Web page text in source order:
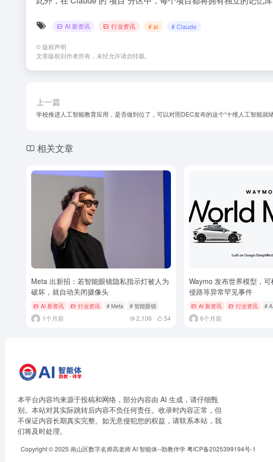
AI 新资讯 行业资讯 # ai # Claude
© 版权声明
文章版权归作者所有，未经允许请勿转载。
上一篇
学校推进人工智能教育应用，是否做到位了，可以对照DEC发布的这个“十维人工智能就
相关文章
Meta 出新招：若智能眼镜隐私指示灯被人为
破坏，就自动关闭摄像头
AI 新资讯 行业资讯 # Meta # 智能眼镜
1个月前 2,106 54
Waymo 发布世界模型，
侵路等异常罕见事件
AI 新资讯 行业资讯 #
6个月前
本平台内容均来源于投稿和网络，部分内容由 AI 生成，请仔细甄
别。本站对其实际跳转后内容不负任何责任。收录时内容正常，但
不保证内容长期真实完整。如无意侵犯您的权益，请联系本站，我
们将及时处理。
Copyright © 2025 南山区数字名师高老师AI 智能体--助教伴学粤ICP备2025399194号-1